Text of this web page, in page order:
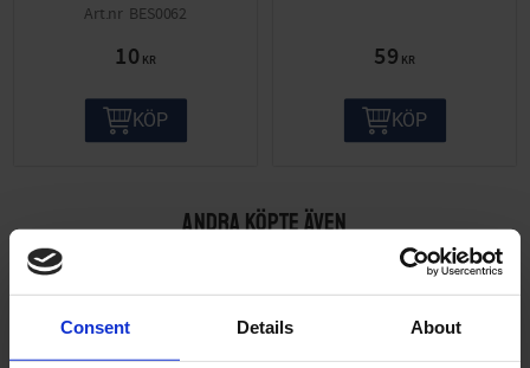
Consent Details About
BES0062
10 KR
KÖP
59 KR
KÖP
ANDRA KÖPTE ÄVEN